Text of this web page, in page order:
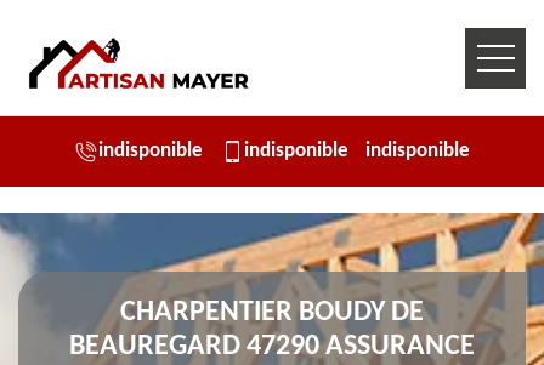
indisponible indisponible indisponible
CHARPENTIER BOUDY DE
BEAUREGARD 47290 ASSURANCE